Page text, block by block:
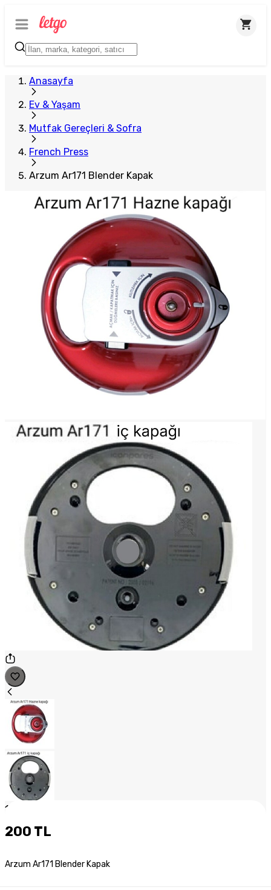
Anasayfa
Ev & Yaşam
Mutfak Gereçleri & Sofra
French Press
Arzum Ar171 Blender Kapak
1
200 TL
Arzum Ar171 Blender Kapak